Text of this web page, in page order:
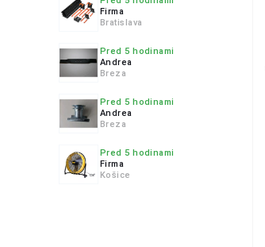
Firma
Bratislava
Pred 5 hodinami
Andrea
Breza
Pred 5 hodinami
Andrea
Breza
Pred 5 hodinami
Firma
Košice